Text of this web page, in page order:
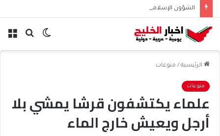
بحث الوضع
الرئيسية / منوعات
منوعات
علماء يكتشفون قرشا يمشي بلا
أرجل ويعيش خارج الماء